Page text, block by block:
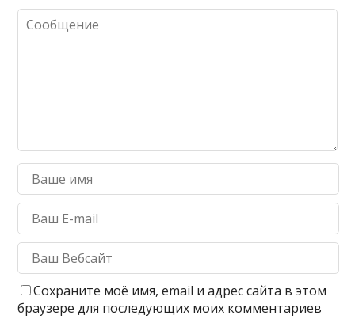
Сохраните моё имя, email и адрес сайта в этом
браузере для последующих моих комментариев